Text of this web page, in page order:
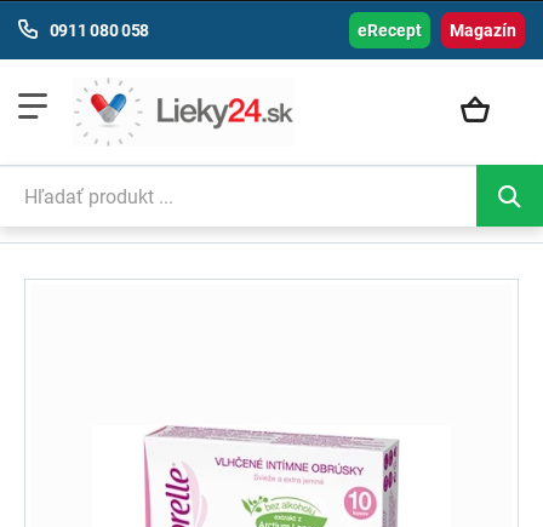
Magazín
0911 080 058 eRecept